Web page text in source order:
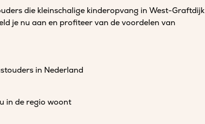
die kleinschalige kinderopvang in West-Graftdijk
je nu aan en profiteer van de voordelen van
in Nederland
in de regio woont